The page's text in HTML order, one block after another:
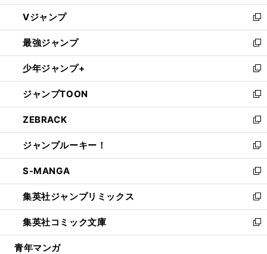
ウ
ィ
ン
ド
ウ
で
開
く
し
い
ウ
ィ
ン
ド
ウ
で
開
く
Vジャンプ
新
し
い
ウ
ィ
ン
ド
ウ
で
開
く
最強ジャンプ
新
し
い
ウ
ィ
ン
ド
ウ
で
開
く
少年ジャンプ+
新
し
い
ウ
ィ
ン
ド
ウ
で
開
く
ジャンプTOON
新
し
い
ウ
ィ
ン
ド
ウ
で
開
く
ZEBRACK
新
し
い
ウ
ィ
ン
ド
ウ
で
開
ジャンプルーキー！
新
し
い
ウ
ィ
ン
ド
ウ
S-MANGA
新
し
い
ウ
ィ
ン
集英社ジャンプリミックス
新
し
い
ウ
集英社コミック文庫
新
し
青年マンガ